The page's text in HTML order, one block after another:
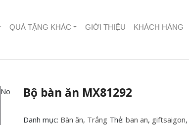
QUÀ TẶNG KHÁC GIỚI THIỆU KHÁCH HÀNG
Bộ bàn ăn MX81292
Danh mục: Bàn ăn, Trắng Thẻ: ban an, giftsaigon,
No